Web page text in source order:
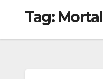
Tag: